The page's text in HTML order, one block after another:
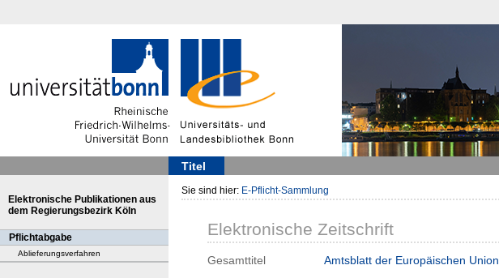
Titel
Elektronische Publikationen aus
dem Regierungsbezirk Köln
Pflichtabgabe
Ablieferungsverfahren
Sie sind hier: E-Pflicht-Sammlung
Elektronische Zeitschrift
Gesamttitel
Amtsblatt der Europäischen Union